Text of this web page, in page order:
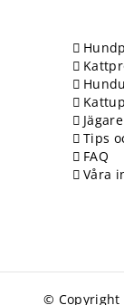
Jägare
Tips
FAQ
Våra
© Copyright